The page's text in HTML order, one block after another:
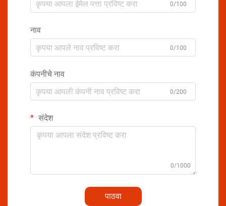
0/100
नाव
0/100
कंपनीचे नाव
0/200
संदेश
0/1000
पाठवा